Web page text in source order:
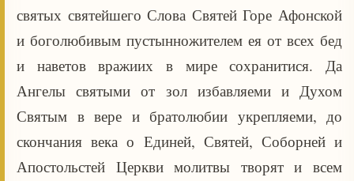
святых святейшего Слова Святей Горе Афонской
и боголюбивым пустынножителем ея от всех бед
и наветов вражиих в мире сохранитися. Да
Ангелы святыми от зол избавляеми и Духом
Святым в вере и братолюбии укрепляеми, до
скончания века о Единей, Святей, Соборней и
Апостольстей Церкви молитвы творят и всем